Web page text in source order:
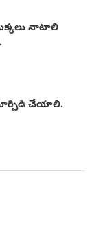
నాటాలి
మార్పిడి చేయాలి.